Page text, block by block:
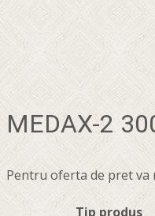
MEDAX-2
Pentru oferta de pret va
Tip produs